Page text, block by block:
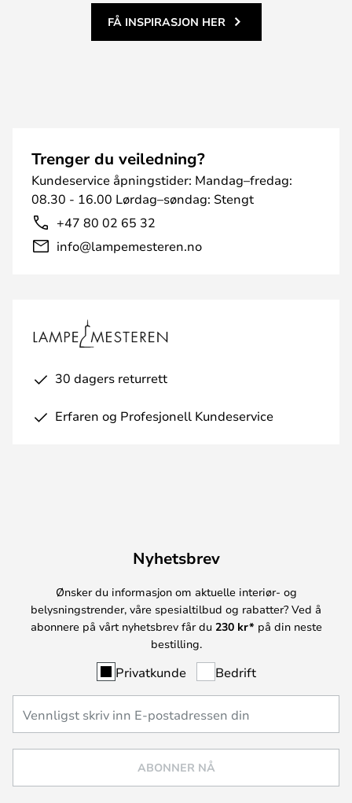
FÅ INSPIRASJON HER
Trenger du veiledning?
Kundeservice åpningstider: Mandag–fredag:
08.30 - 16.00 Lørdag–søndag: Stengt
+47 80 02 65 32
info@lampemesteren.no
30 dagers returrett
Erfaren og Profesjonell Kundeservice
Nyhetsbrev
Ønsker du informasjon om aktuelle interiør- og
belysningstrender, våre spesialtilbud og rabatter? Ved å
abonnere på vårt nyhetsbrev får du 230 kr* på din neste
bestilling.
Privatkunde Bedrift
ABONNER NÅ